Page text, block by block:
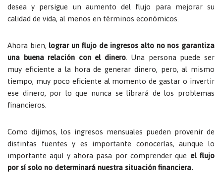
desea y persigue un aumento del flujo para mejorar su
calidad de vida, al menos en términos económicos.
Ahora bien, lograr un flujo de ingresos alto no nos garantiza
una buena relación con el dinero. Una persona puede ser
muy eficiente a la hora de generar dinero, pero, al mismo
tiempo, muy poco eficiente al momento de gastar o invertir
ese dinero, por lo que nunca se librará de los problemas
financieros.
Como dijimos, los ingresos mensuales pueden provenir de
distintas fuentes y es importante conocerlas, aunque lo
importante aquí y ahora pasa por comprender que el flujo
por sí solo no determinará nuestra situación financiera.